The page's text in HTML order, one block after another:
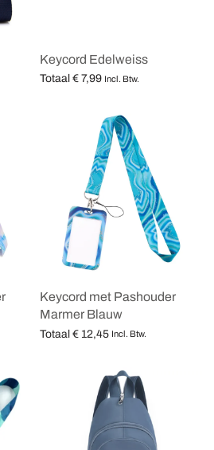
Keycord Edelweiss
Totaal € 7,99 Incl. Btw.
Keycord met Pashouder
Marmer Blauw
Totaal € 12,45 Incl. Btw.